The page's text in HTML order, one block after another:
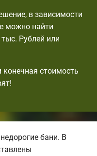
в зависимости
можно найти
Рублей или
стоимость
бани. В